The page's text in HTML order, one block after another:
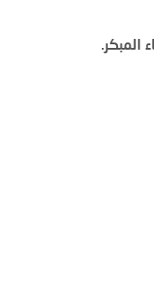
المبكر.